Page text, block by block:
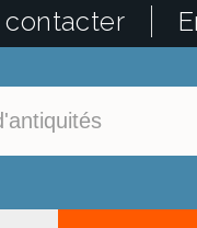
contacter